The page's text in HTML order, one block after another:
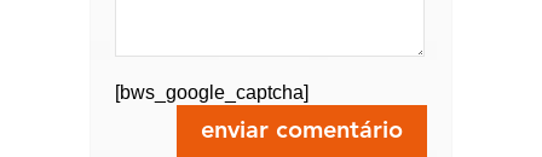
[bws_google_captcha]